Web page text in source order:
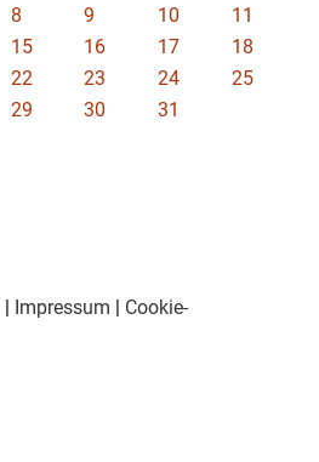
8 9 10
11
15 16 17
18
22 23 24
25
29 30
31
Impressum
Cookie-